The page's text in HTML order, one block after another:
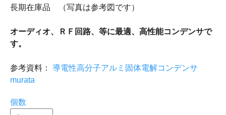
長期在庫品 （写真は参考図です）
オーディオ、ＲＦ回路、等に最適、高性能コンデンサで
す。
参考資料： 導電性高分子アルミ固体電解コンデンサ
murata
個数